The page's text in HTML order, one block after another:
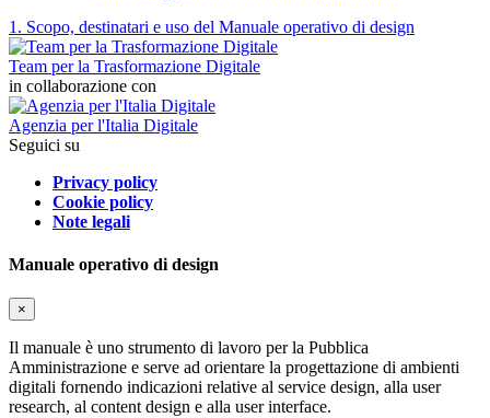
1. Scopo, destinatari e uso del Manuale operativo di design
Team per la Trasformazione Digitale
in collaborazione con
Agenzia per l'Italia Digitale
Seguici su
Privacy policy
Cookie policy
Note legali
Manuale operativo di design
×
Il manuale è uno strumento di lavoro per la Pubblica
Amministrazione e serve ad orientare la progettazione di ambienti
digitali fornendo indicazioni relative al service design, alla user
research, al content design e alla user interface.